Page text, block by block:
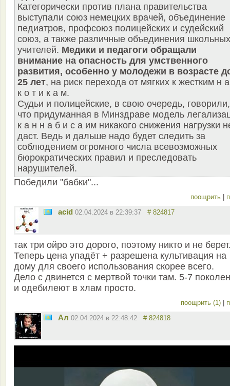
Категорически против плана правительства
выступали союз немецких врачей, объединение
педиатров, профсоюз полицейских и судейский
союз, а также различные объединения школьных
учителей. Медики и педагоги обращали
внимание на опасность для умственного
развития, особенно у молодежи в возрасте
25 лет, на риск перехода от мягких к жестким н
к о т и к а м.
Судьи и полицейские, в свою очередь, говорили,
что придуманная в Минздраве модель
к а н н а б и с а им никакого снижения нагрузки
даст. Ведь и дальше надо будет следить за
соблюдением огромного числа всевозможных
бюрократических правил и преследовать
нарушителей.
Победили "бабки"...
поощрить
acid 02.04.2024 в 22:39:37 # 824817
так три ойро это дорого, поэтому никто и не
Теперь цена упадёт + разрешена культивация на
дому для своего использования скорее всего.
Дело с двинется с мертвой точки там. 5-7
и одебилеют в хлам просто.
поощрить (1)
Ал 02.04.2024 в 22:48:42 # 824818